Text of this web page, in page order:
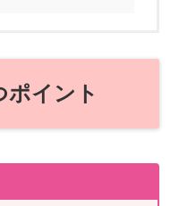
イント